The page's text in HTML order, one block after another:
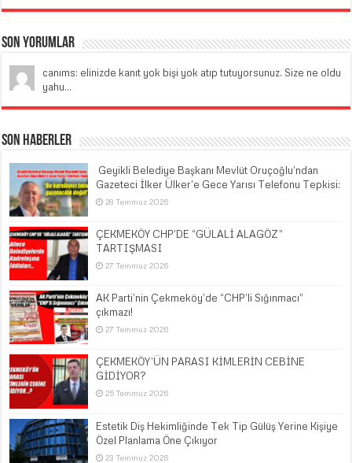
Son Yorumlar
canıms: elinizde kanıt yok bişi yok atıp tutuyorsunuz. Size ne oldu
yahu...
Son Haberler
​ Geyikli Belediye Başkanı Mevlüt Oruçoğlu’ndan
Gazeteci İlker Ülker’e Gece Yarısı Telefonu Tepkisi:
28 Temmuz 2026
ÇEKMEKÖY CHP’DE “GÜLALİ ALAGÖZ”
TARTIŞMASI
27 Temmuz 2026
AK Parti’nin Çekmeköy’de “CHP’li Sığınmacı”
çıkmazı!
27 Temmuz 2026
ÇEKMEKÖY’ÜN PARASI KİMLERİN CEBİNE
GİDİYOR?
25 Temmuz 2026
Estetik Diş Hekimliğinde Tek Tip Gülüş Yerine Kişiye
Özel Planlama Öne Çıkıyor
23 Temmuz 2026